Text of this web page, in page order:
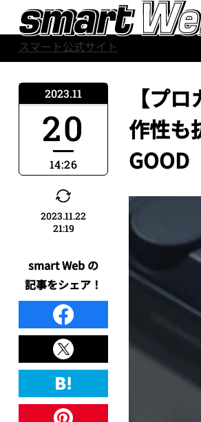
スマート公式サイト
【プ
作性も
GOOD
2023.11
20
14:26
2023.11.22
21:19
smart Web の
記事をシェア！